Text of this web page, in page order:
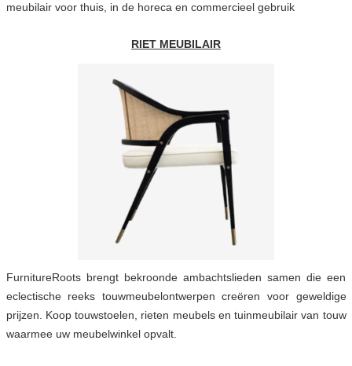
meubilair voor thuis, in de horeca en commercieel gebruik
RIET MEUBILAIR
FurnitureRoots brengt bekroonde ambachtslieden samen die een
eclectische reeks touwmeubelontwerpen creëren voor geweldige
prijzen. Koop touwstoelen, rieten meubels en tuinmeubilair van touw
waarmee uw meubelwinkel opvalt.